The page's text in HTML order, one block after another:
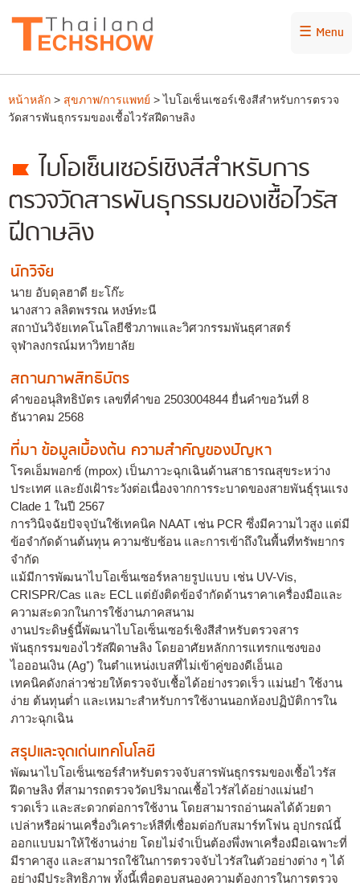
☰ Menu
หน้าหลัก > สุขภาพ/การแพทย์ > ไบโอเซ็นเซอร์เชิงสีสำหรับการตรวจ
วัดสารพันธุกรรมของเชื้อไวรัสฝีดาษลิง
ไบโอเซ็นเซอร์เชิงสีสำหรับการ
ตรวจวัดสารพันธุกรรมของเชื้อไวรัส
ฝีดาษลิง
นักวิจัย
นาย อับดุลฮาดี ยะโก๊ะ
นางสาว ลลิตพรรณ หงษ์ทะนี
สถาบันวิจัยเทคโนโลยีชีวภาพและวิศวกรรมพันธุศาสตร์
จุฬาลงกรณ์มหาวิทยาลัย
สถานภาพสิทธิบัตร
คำขออนุสิทธิบัตร เลขที่คำขอ 2503004844 ยื่นคำขอวันที่ 8
ธันวาคม 2568
ที่มา ข้อมูลเบื้องต้น ความสำคัญของปัญหา
โรคเอ็มพอกซ์ (mpox) เป็นภาวะฉุกเฉินด้านสาธารณสุขระหว่าง
ประเทศ และยังเฝ้าระวังต่อเนื่องจากการระบาดของสายพันธุ์รุนแรง
Clade 1 ในปี 2567
การวินิจฉัยปัจจุบันใช้เทคนิค NAAT เช่น PCR ซึ่งมีความไวสูง แต่มี
ข้อจำกัดด้านต้นทุน ความซับซ้อน และการเข้าถึงในพื้นที่ทรัพยากร
จำกัด
แม้มีการพัฒนาไบโอเซ็นเซอร์หลายรูปแบบ เช่น UV-Vis,
CRISPR/Cas และ ECL แต่ยังติดข้อจำกัดด้านราคาเครื่องมือและ
ความสะดวกในการใช้งานภาคสนาม
งานประดิษฐ์นี้พัฒนาไบโอเซ็นเซอร์เชิงสีสำหรับตรวจสาร
พันธุกรรมของไวรัสฝีดาษลิง โดยอาศัยหลักการแทรกแซงของ
ไอออนเงิน (Ag⁺) ในตำแหน่งเบสที่ไม่เข้าคู่ของดีเอ็นเอ
เทคนิคดังกล่าวช่วยให้ตรวจจับเชื้อได้อย่างรวดเร็ว แม่นยำ ใช้งาน
ง่าย ต้นทุนต่ำ และเหมาะสำหรับการใช้งานนอกห้องปฏิบัติการใน
ภาวะฉุกเฉิน
สรุปและจุดเด่นเทคโนโลยี
พัฒนาไบโอเซ็นเซอร์สำหรับตรวจจับสารพันธุกรรมของเชื้อไวรัส
ฝีดาษลิง ที่สามารถตรวจวัดปริมาณเชื้อไวรัสได้อย่างแม่นยำ
รวดเร็ว และสะดวกต่อการใช้งาน โดยสามารถอ่านผลได้ด้วยตา
เปล่าหรือผ่านเครื่องวิเคราะห์สีที่เชื่อมต่อกับสมาร์ทโฟน อุปกรณ์นี้
ออกแบบมาให้ใช้งานง่าย โดยไม่จำเป็นต้องพึ่งพาเครื่องมือเฉพาะที่
มีราคาสูง และสามารถใช้ในการตรวจจับไวรัสในตัวอย่างต่าง ๆ ได้
อย่างมีประสิทธิภาพ ทั้งนี้เพื่อตอบสนองความต้องการในการตรวจ